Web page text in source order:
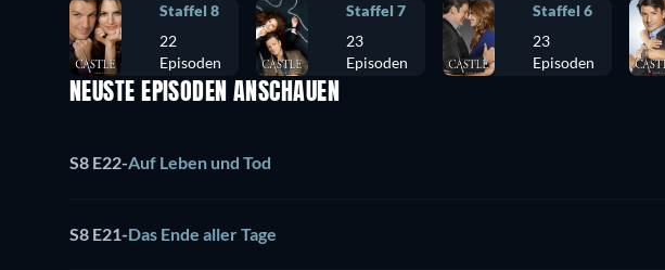
Staffel 8
22
Episoden
Staffel 7
23
Episoden
Staffel 6
23
Episoden
NEUSTE EPISODEN ANSCHAUEN
S8 E22-Auf Leben und Tod
S8 E21-Das Ende aller Tage